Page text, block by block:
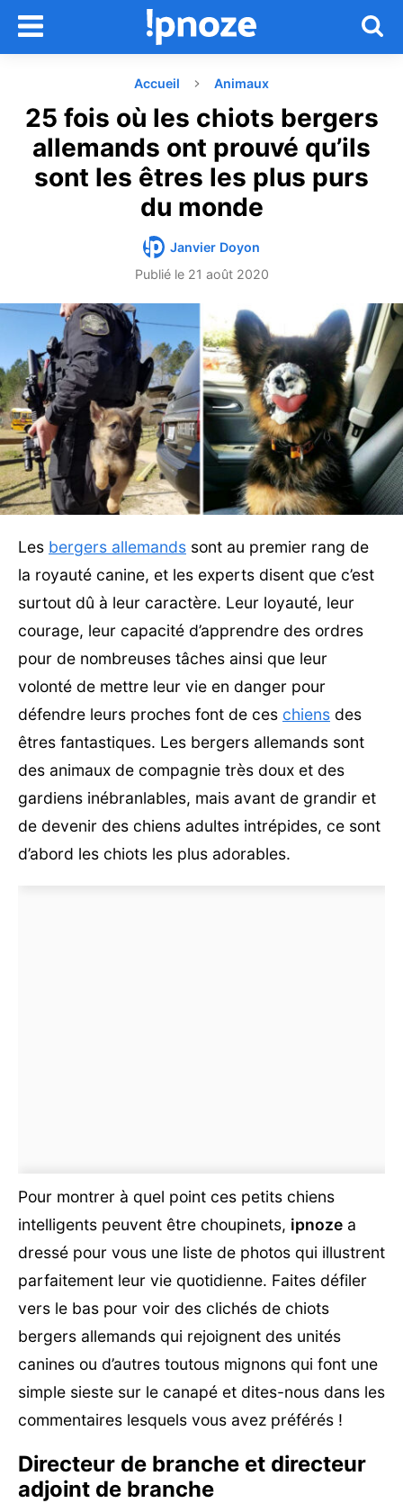
Accueil Animaux
25 fois où les chiots bergers
allemands ont prouvé qu’ils
sont les êtres les plus purs
du monde
Janvier Doyon
Publié le 21 août 2020
Les bergers allemands sont au premier rang de
la royauté canine, et les experts disent que c’est
surtout dû à leur caractère. Leur loyauté, leur
courage, leur capacité d’apprendre des ordres
pour de nombreuses tâches ainsi que leur
volonté de mettre leur vie en danger pour
défendre leurs proches font de ces chiens des
êtres fantastiques. Les bergers allemands sont
des animaux de compagnie très doux et des
gardiens inébranlables, mais avant de grandir et
de devenir des chiens adultes intrépides, ce sont
d’abord les chiots les plus adorables.
Pour montrer à quel point ces petits chiens
intelligents peuvent être choupinets, ipnoze a
dressé pour vous une liste de photos qui illustrent
parfaitement leur vie quotidienne. Faites défiler
vers le bas pour voir des clichés de chiots
bergers allemands qui rejoignent des unités
canines ou d’autres toutous mignons qui font une
simple sieste sur le canapé et dites-nous dans les
commentaires lesquels vous avez préférés !
Directeur de branche et directeur
adjoint de branche